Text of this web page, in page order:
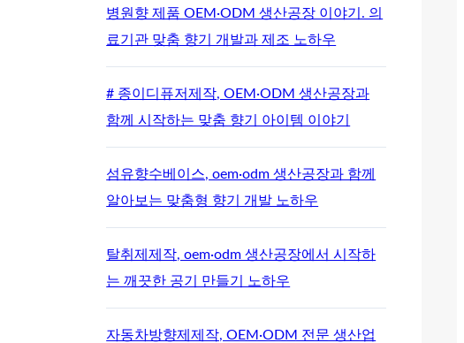
병원향 제품 OEM·ODM 생산공장 이야기. 의
료기관 맞춤 향기 개발과 제조 노하우
# 종이디퓨저제작, OEM·ODM 생산공장과
함께 시작하는 맞춤 향기 아이템 이야기
섬유향수베이스, oem·odm 생산공장과 함께
알아보는 맞춤형 향기 개발 노하우
탈취제제작, oem·odm 생산공장에서 시작하
는 깨끗한 공기 만들기 노하우
자동차방향제제작, OEM·ODM 전문 생산업